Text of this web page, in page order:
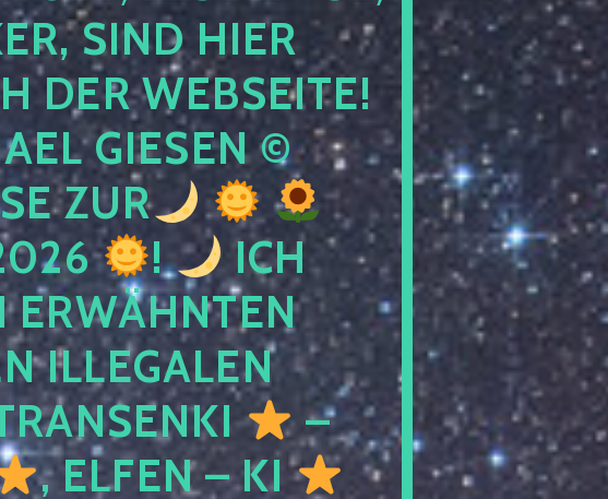
SIND HIER
DER WEBSEITE!
GIESEN ©
ZUR
!
ICH
ERWÄHNTEN
ILLEGALEN
–
, ELFEN – KI